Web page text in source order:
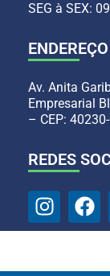
SEG à SEX:
ENDEREÇO
Av. Anita
Empresarial
– CEP:
REDES